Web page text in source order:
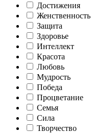
Достижения
Женственность
Защита
Здоровье
Интеллект
Красота
Любовь
Мудрость
Победа
Процветание
Семья
Сила
Творчество